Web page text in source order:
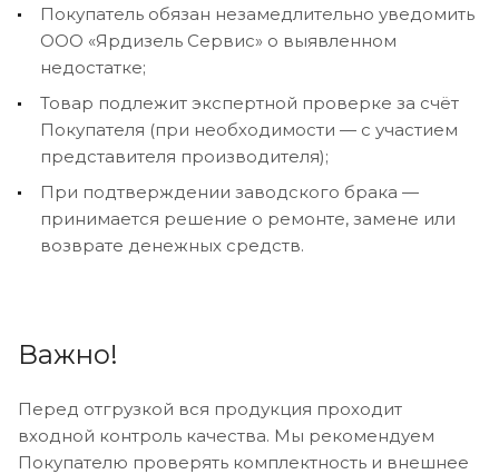
Покупатель обязан незамедлительно уведомить
ООО «Ярдизель Сервис» о выявленном
недостатке;
Товар подлежит экспертной проверке за счёт
Покупателя (при необходимости — с участием
представителя производителя);
При подтверждении заводского брака —
принимается решение о ремонте, замене или
возврате денежных средств.
Важно!
Перед отгрузкой вся продукция проходит
входной контроль качества. Мы рекомендуем
Покупателю проверять комплектность и внешнее